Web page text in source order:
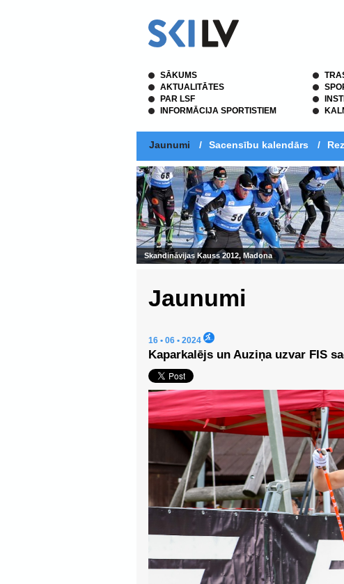
SĀKUMS
AKTUALITĀTES
PAR LSF
INFORMĀCIJA SPORTISTIEM
Jaunumi / Sacensību kalendārs /
Skandināvijas Kauss 2012, Madona
Jaunumi
16 • 06 • 2024
Kaparkalējs un Auziņa uzvar FIS